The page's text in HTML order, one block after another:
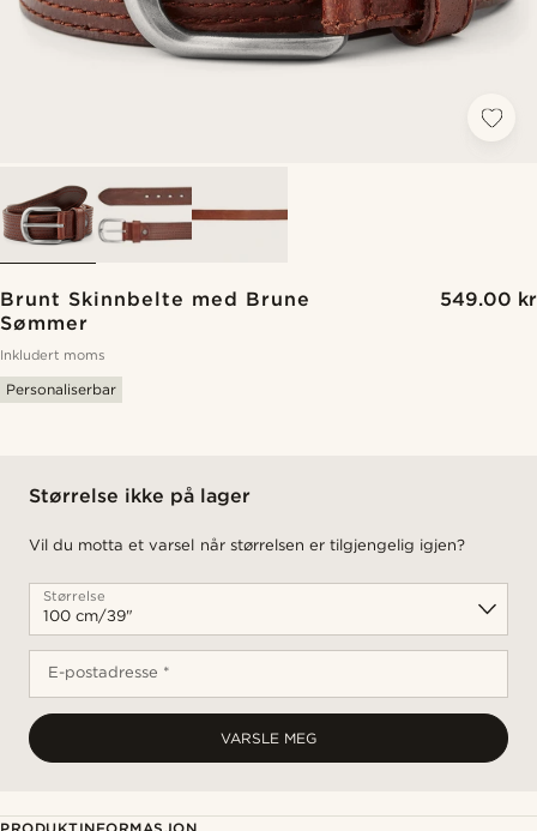
Brunt Skinnbelte med Brune
Sømmer
549.00 kr
Inkludert moms
Personaliserbar
Størrelse ikke på lager
Vil du motta et varsel når størrelsen er tilgjengelig igjen?
Størrelse
E-postadresse *
VARSLE MEG